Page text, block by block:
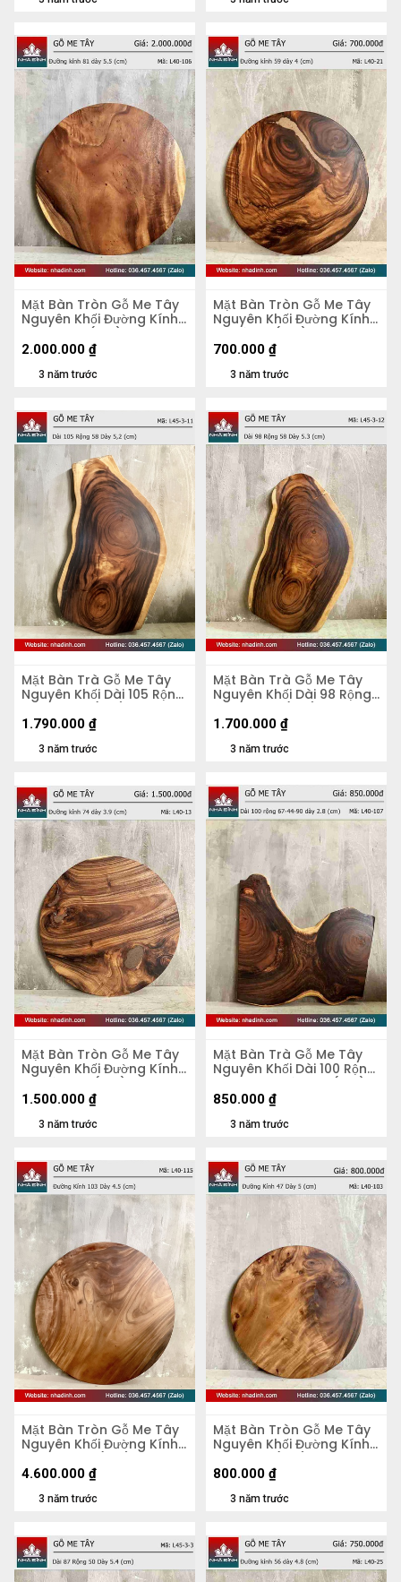
Mặt Bàn Tròn Gỗ Me Tây
Nguyên Khối Đường Kính
81 Dày 5,5 (cm)
3 năm trước
2.000.000 ₫
Mặt Bàn Tròn Gỗ Me Tây
Nguyên Khối Đường Kính
59 Dày 4 (cm)
3 năm trước
700.000 ₫
Mặt Bàn Trà Gỗ Me Tây
Nguyên Khối Dài 105 Rộng
58 Dày 5,2 (cm)
3 năm trước
1.790.000 ₫
Mặt Bàn Trà Gỗ Me Tây
Nguyên Khối Dài 98 Rộng
58 Dày 5,3 (cm)
3 năm trước
1.700.000 ₫
Mặt Bàn Tròn Gỗ Me Tây
Nguyên Khối Đường Kính
74 Dày 3.9 (cm)
3 năm trước
1.500.000 ₫
Mặt Bàn Trà Gỗ Me Tây
Nguyên Khối Dài 100 Rộng
67-44-90 Dày 2,8 (cm)
3 năm trước
850.000 ₫
Mặt Bàn Tròn Gỗ Me Tây
Nguyên Khối Đường Kính
103 Dày 4,5 (cm)
3 năm trước
4.600.000 ₫
Mặt Bàn Tròn Gỗ Me Tây
Nguyên Khối Đường Kính
47 Dày 5 (cm)
3 năm trước
800.000 ₫